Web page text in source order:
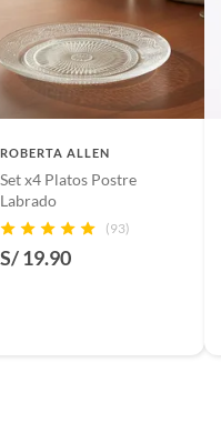
después de la compra
x 24 ancho x 5 alto cm
ROBERTA ALLEN
Set x4 Platos Postre
Labrado
(93)
S/ 19.90